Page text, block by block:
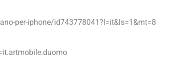
per-iphone/id743778041?l=it&ls=1&mt=8